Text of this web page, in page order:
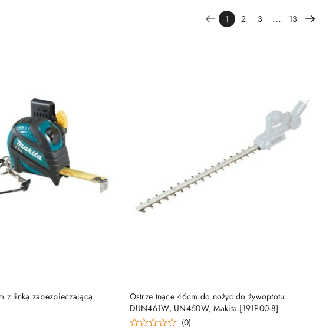
1 2 3 ... 13
z linką zabezpieczającą
DO KOSZYKA
Ostrze tnące 46cm do nożyc do żywopłotu
DUN461W, UN460W, Makita [191P00-8]
(0)
DO KOSZYKA